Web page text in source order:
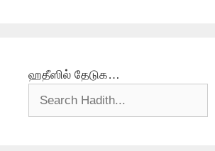
ஹதீஸில் தேடுக…